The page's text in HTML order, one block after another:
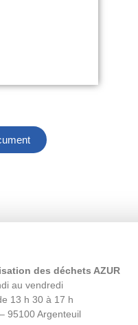
des déchets AZUR
au vendredi
13 h 30 à 17 h
95100 Argenteuil